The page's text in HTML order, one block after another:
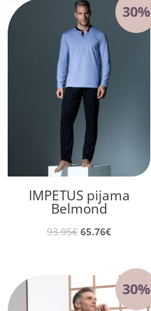
30%
IMPETUS pijama
Belmond
93.95€El
era:
93.95€.
65.76€El
actual
es:
65.76€.
30%